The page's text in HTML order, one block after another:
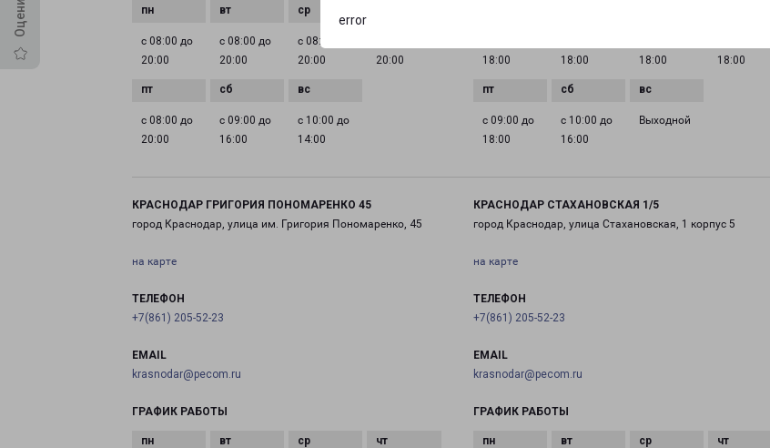
error
с 08:00 до
20:00
с 08:00 до
20:00
с 08:00 до
20:00
20:00
с 08:00 до
20:00
с 09:00 до
16:00
с 10:00 до
14:00
18:00
18:00
18:00
18:00
с 09:00 до
18:00
с 10:00 до
16:00
Выходной
КРАСНОДАР ГРИГОРИЯ ПОНОМАРЕНКО 45
город Краснодар, улица им. Григория Пономаренко, 45
на карте
ТЕЛЕФОН
+7(861) 205-52-23
EMAIL
krasnodar@pecom.ru
ГРАФИК РАБОТЫ
КРАСНОДАР СТАХАНОВСКАЯ 1/5
город Краснодар, улица Стахановская, 1 корпус 5
на карте
ТЕЛЕФОН
+7(861) 205-52-23
EMAIL
krasnodar@pecom.ru
ГРАФИК РАБОТЫ